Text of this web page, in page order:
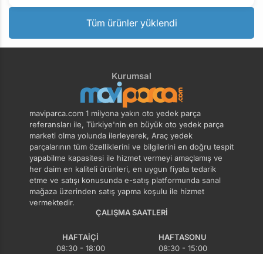
Tüm ürünler yüklendi
Kurumsal
maviparca.com 1 milyona yakın oto yedek parça
referansları ile, Türkiye'nin en büyük oto yedek parça
marketi olma yolunda ilerleyerek, Araç yedek
parçalarının tüm özelliklerini ve bilgilerini en doğru tespit
yapabilme kapasitesi ile hizmet vermeyi amaçlamış ve
her daim en kaliteli ürünleri, en uygun fiyata tedarik
etme ve satışı konusunda e-satış platformunda sanal
mağaza üzerinden satış yapma koşulu ile hizmet
vermektedir.
ÇALIŞMA SAATLERI
HAFTAIÇI
08:30 - 18:00
HAFTASONU
08:30 - 15:00